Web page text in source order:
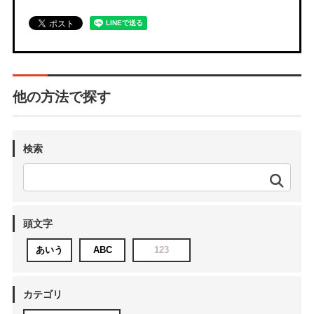
他の方法で探す
検索
頭文字
あいう ABC 123
カテゴリ